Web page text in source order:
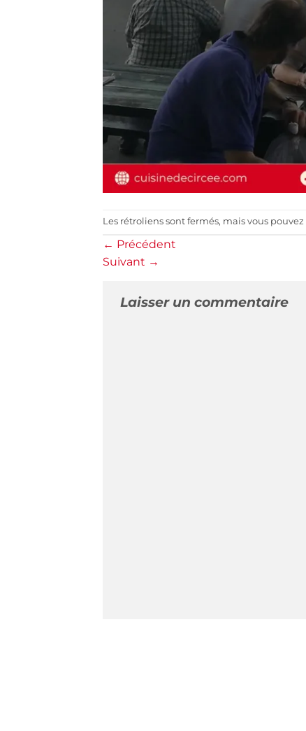
Les rétroliens sont fermés, mais vous pouvez
← Précédent
Suivant →
Laisser un commentaire